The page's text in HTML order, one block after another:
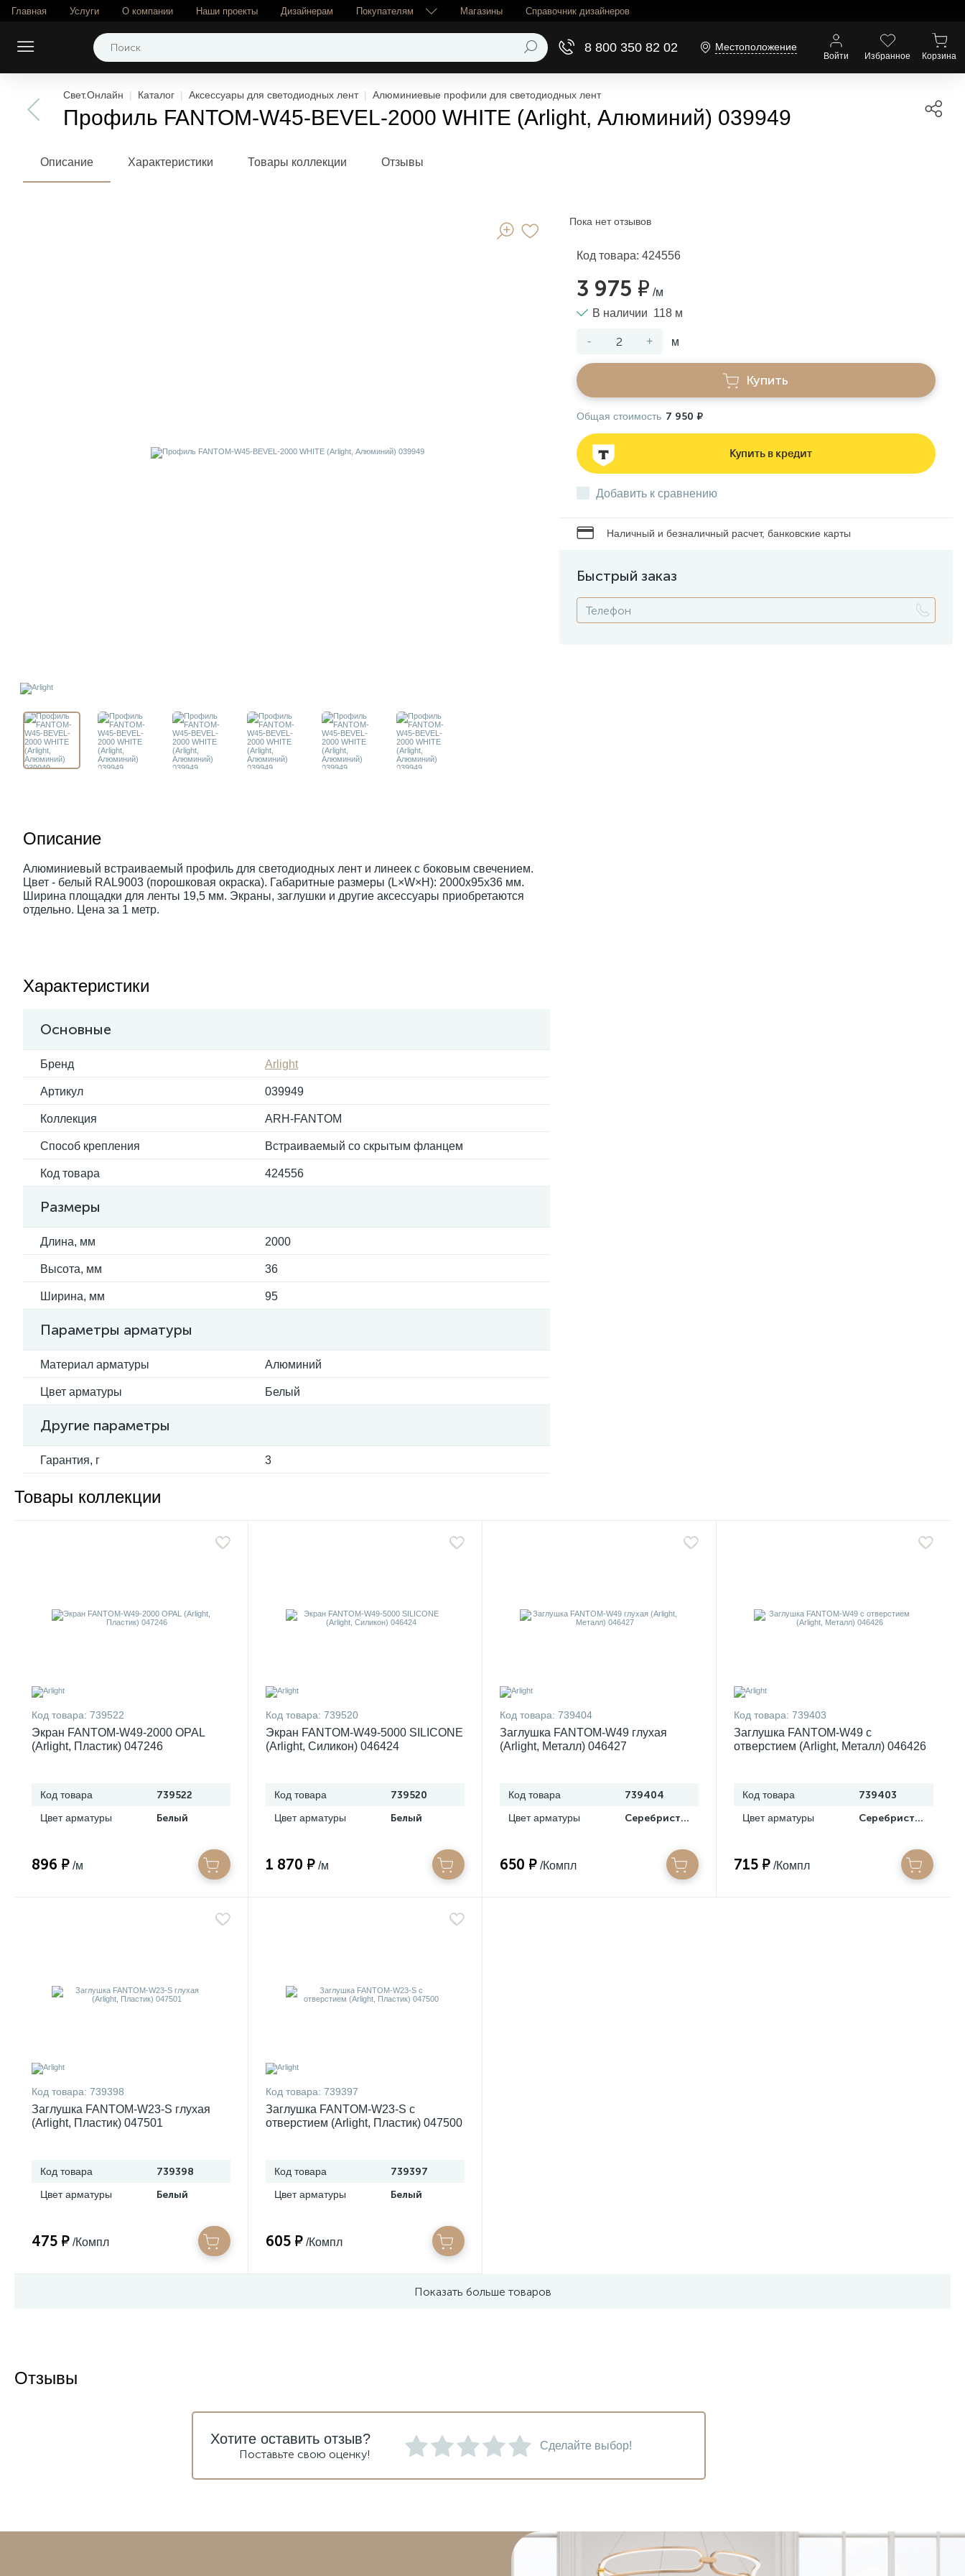
Главная Услуги О компании Наши проекты Дизайнерам Покупателям Магазины Справочник дизайнеров
Местоположение
8 800 350 82 02
Избранное Корзина
Войти
Свет.Онлайн Каталог Аксессуары для светодиодных лент Алюминиевые профили для светодиодных лент
Профиль FANTOM-W45-BEVEL-2000 WHITE (Arlight, Алюминий) 039949
Описание Характеристики Товары коллекции Отзывы
Пока нет отзывов
Код товара: 424556
3 975 ₽ /м
В наличии 118 м
- + м
Купить
Общая стоимость 7 950 ₽
Купить в кредит
Добавить к сравнению
Наличный и безналичный расчет, банковские карты
Быстрый заказ
Описание
Алюминиевый встраиваемый профиль для светодиодных лент и линеек с боковым свечением.
Цвет - белый RAL9003 (порошковая окраска). Габаритные размеры (L×W×H): 2000х95х36 мм.
Ширина площадки для ленты 19,5 мм. Экраны, заглушки и другие аксессуары приобретаются
отдельно. Цена за 1 метр.
Характеристики
Основные
Бренд Arlight
Артикул 039949
Коллекция ARH-FANTOM
Способ крепления Встраиваемый со скрытым фланцем
Код товара 424556
Размеры
Длина, мм 2000
Высота, мм 36
Ширина, мм 95
Параметры арматуры
Материал арматуры Алюминий
Цвет арматуры Белый
Другие параметры
Гарантия, г 3
Товары коллекции
Код товара: 739522
Экран FANTOM-W49-2000 OPAL
(Arlight, Пластик) 047246
Код товара 739522
Цвет арматуры Белый
896 ₽ /м
Код товара: 739520
Экран FANTOM-W49-5000 SILICONE
(Arlight, Силикон) 046424
Код товара 739520
Цвет арматуры Белый
1 870 ₽ /м
Код товара: 739404
Заглушка FANTOM-W49 глухая
(Arlight, Металл) 046427
Код товара 739404
Цвет арматуры Серебристый
650 ₽ /Компл
Код товара: 739403
Заглушка FANTOM-W49 с
отверстием (Arlight, Металл) 046426
Код товара 739403
Цвет арматуры Серебристый
715 ₽ /Компл
Код товара: 739398
Заглушка FANTOM-W23-S глухая
(Arlight, Пластик) 047501
Код товара 739398
Цвет арматуры Белый
475 ₽ /Компл
Код товара: 739397
Заглушка FANTOM-W23-S с
отверстием (Arlight, Пластик) 047500
Код товара 739397
Цвет арматуры Белый
605 ₽ /Компл
Показать больше товаров
Отзывы
Хотите оставить отзыв?
Поставьте свою оценку!
Сделайте выбор!